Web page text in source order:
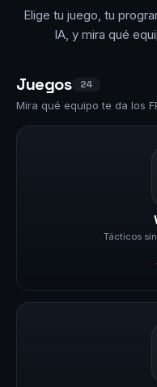
Elige tu juego, tu
IA, y mira qué
Juegos
24
Mira qué equipo te da los
Tácticos